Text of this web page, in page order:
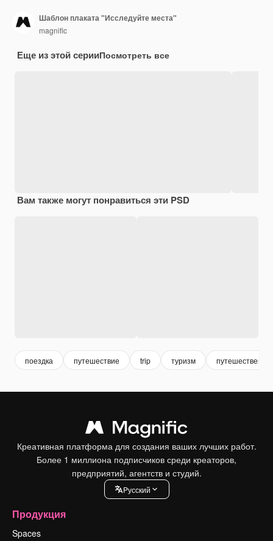
Шаблон плаката "Исследуйте места"
magnific
Еще из этой серииПосмотреть все
Вам также могут понравиться эти PSD
поездка путешествие trip туризм путешественник
Креативная платформа для создания ваших лучших работ.
Более 1 миллиона подписчиков среди креаторов,
предприятий, агентств и студий.
Pусский
Продукция
Spaces